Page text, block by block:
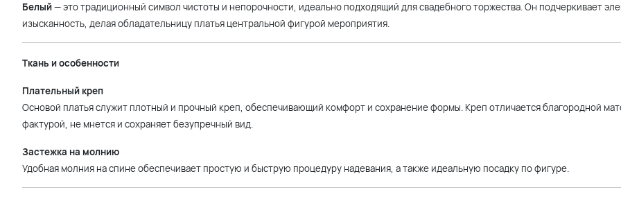
Белый— это традиционный символ чистоты и непорочности, идеально подходящий для свадебного торжества. Он подчеркивает
изысканность, делая обладательницу платья центральной фигурой мероприятия.
Ткань и особенности
Плательный креп
Основой платья служит плотный и прочный креп, обеспечивающий комфорт и сохранение формы. Креп отличается благородной
фактурой, не мнется и сохраняет безупречный вид.
Застежка на молнию
Удобная молния на спине обеспечивает простую и быструю процедуру надевания, а также идеальную посадку по фигуре.